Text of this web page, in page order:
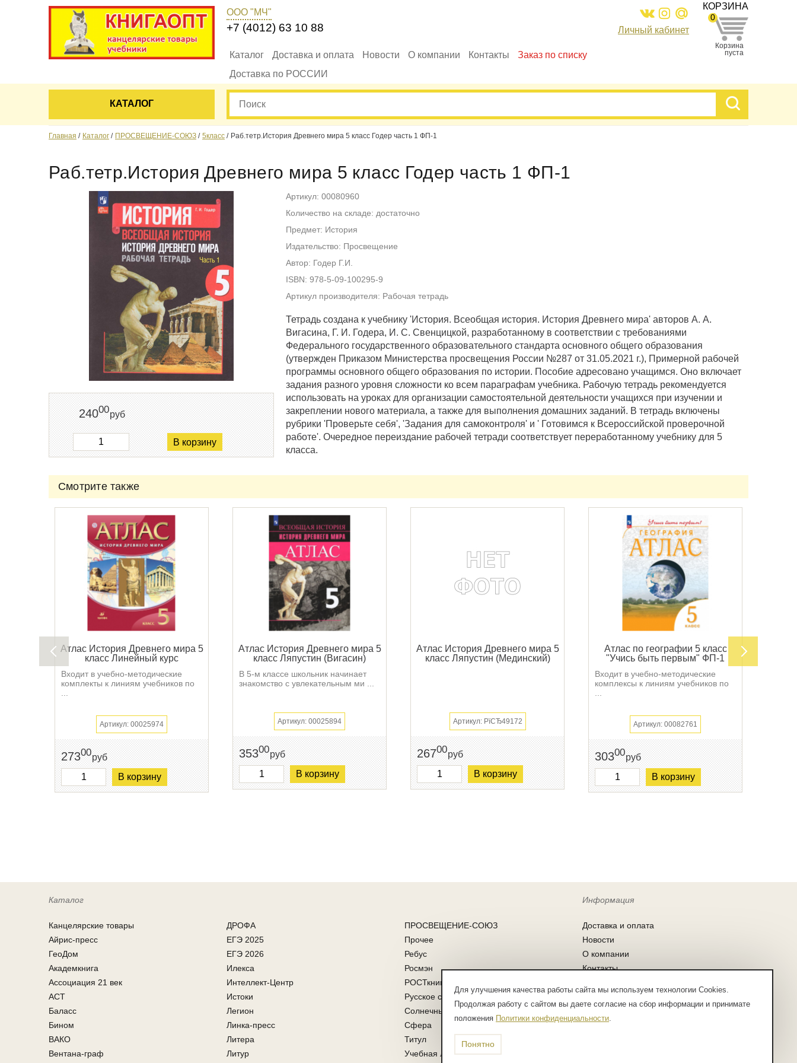
ООО "МЧ"
+7 (4012) 63 10 88 Личный кабинет
Каталог Доставка и оплата Новости О компании Контакты
Заказ по списку
Доставка по РОССИИ
КОРЗИНА
Корзина
пуста
0
КАТАЛОГ
Главная Каталог ПРОСВЕЩЕНИЕ-СОЮЗ 5класс Раб.тетр.История Древнего мира 5 класс Годер часть 1 ФП-1
Раб.тетр.История Древнего мира 5 класс Годер часть 1 ФП-1
24000руб
В корзину
Артикул: 00080960
Количество на складе: достаточно
Предмет: История
Издательство: Просвещение
Автор: Годер Г.И.
ISBN: 978-5-09-100295-9
Артикул производителя: Рабочая тетрадь
Тетрадь создана к учебнику 'История. Всеобщая история. История Древнего мира' авторов А. А.
Вигасина, Г. И. Годера, И. С. Свенцицкой, разработанному в соответствии с требованиями
Федерального государственного образовательного стандарта основного общего образования
(утвержден Приказом Министерства просвещения России №287 от 31.05.2021 г.), Примерной рабочей
программы основного общего образования по истории. Пособие адресовано учащимся. Оно включает
задания разного уровня сложности ко всем параграфам учебника. Рабочую тетрадь рекомендуется
использовать на уроках для организации самостоятельной деятельности учащихся при изучении и
закреплении нового материала, а также для выполнения домашних заданий. В тетрадь включены
рубрики 'Проверьте себя', 'Задания для самоконтроля' и ' Готовимся к Всероссийской проверочной
работе'. Очередное переиздание рабочей тетради соответствует переработанному учебнику для 5
класса.
Смотрите также
Атлас История Древнего мира 5
класс Линейный курс
Входит в учебно-методические
комплекты к линиям учебников по
Артикул: 00025974
27300руб
В корзину
Атлас История Древнего мира 5
класс Ляпустин (Вигасин)
В 5-м классе школьник начинает
знакомство с увлекательным ми ...
Артикул: 00025894
35300руб
В корзину
Атлас История Древнего мира 5
класс Ляпустин (Мединский)
Артикул: РїСЂ49172
26700руб
В корзину
Атлас по географии 5 класс
"Учись быть первым" ФП-1
Входит в учебно-методические
комплексы к линиям учебников по
Артикул: 00082761
30300руб
В корзину
Каталог
Канцелярcкие товары
Айрис-пресс
ГеоДом
Академкнига
Ассоциация 21 век
АСТ
Баласс
Бином
ВАКО
Вентана-граф
ДРОФА
ЕГЭ 2025
ЕГЭ 2026
Илекса
Интеллект-Центр
Истоки
Легион
Линка-пресс
Литера
Литур
ПРОСВЕЩЕНИЕ-СОЮЗ
Прочее
Ребус
Росмэн
РОСТкнига
Русское слово
Солнечные ступени
Сфера
Титул
Учебная литература ФГОС
Информация
Доставка и оплата
Новости
О компании
Контакты
Для улучшения качества работы сайта мы используем технологии Cookies.
Продолжая работу с сайтом вы даете согласие на сбор информации и принимате
положения Политики конфиденциальности.
Понятно